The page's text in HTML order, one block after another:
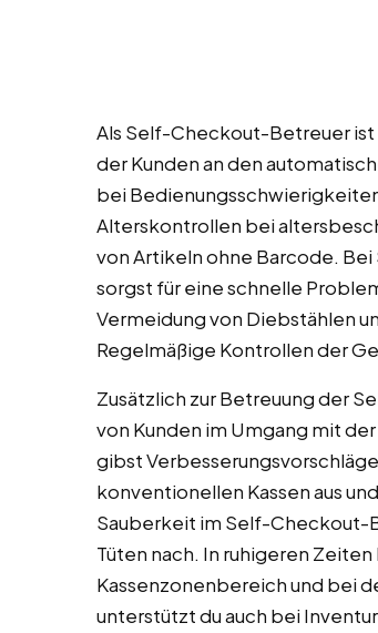
Als Self-Checkout-Betreuer
der Kunden an den
bei
Alterskontrollen bei
von Artikeln ohne Barcode.
sorgst für eine schnelle
Vermeidung von Diebstählen
Regelmäßige Kontrollen der
Zusätzlich zur Betreuung der
von Kunden im Umgang mit
gibst
konventionellen Kassen aus
Sauberkeit im Self-Checkout-
Tüten nach. In ruhigeren
Kassenzonenbereich und bei
unterstützt du auch bei